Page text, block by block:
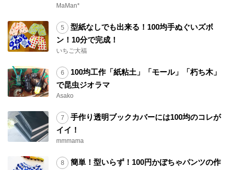
MaMan*
型紙なしでも出来る！100均手ぬぐいズボ
ン！10分で完成！
いちご大福
100均工作「紙粘土」「モール」「朽ち木」
で昆虫ジオラマ
Asako
手作り透明ブックカバーには100均のコレが
イイ！
mmmama
簡単！型いらず！100円かぼちゃパンツの作